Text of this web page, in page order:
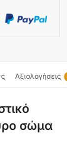
Αξιολογήσεις
σώμα